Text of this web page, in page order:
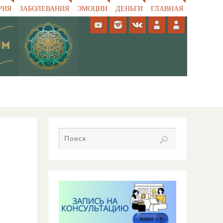
ЗАБОЛЕВАНИЯ ЭМОЦИИ ДЕНЬГИ ГЛАВНАЯ